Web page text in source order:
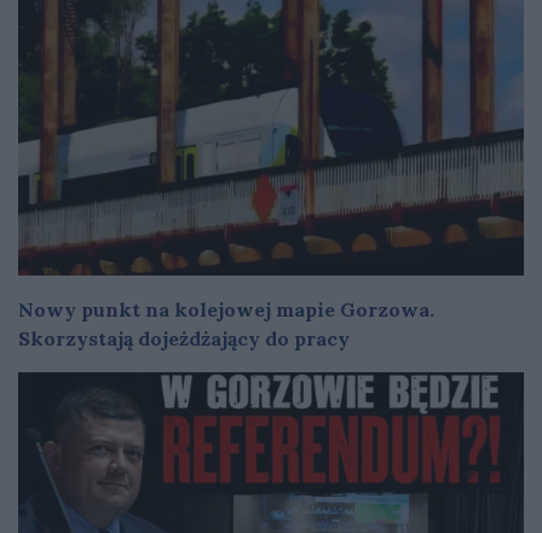
Nowy punkt na kolejowej mapie Gorzowa.
Skorzystają dojeżdżający do pracy